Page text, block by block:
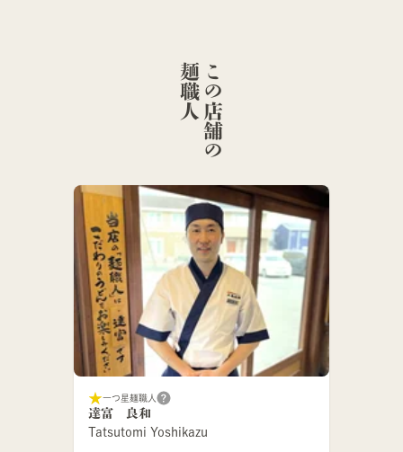
こ
の
店
舗
の
麺
職
人
一つ星麺職人
達富 良和
Tatsutomi Yoshikazu